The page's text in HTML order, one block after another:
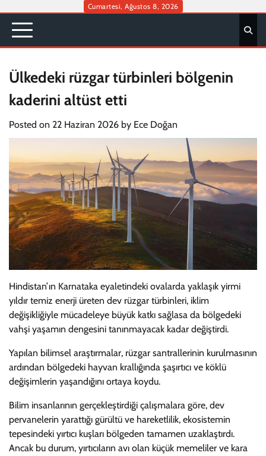
content
Cumartesi, Ağustos 8, 2026
Ülkedeki rüzgar türbinleri bölgenin
kaderini altüst etti
Posted on 22 Haziran 2026 by Ece Doğan
Hindistan’ın Karnataka eyaletindeki ovalarda yaklaşık yirmi
yıldır temiz enerji üreten dev rüzgar türbinleri, iklim
değişikliğiyle mücadeleye büyük katkı sağlasa da bölgedeki
vahşi yaşamın dengesini tanınmayacak kadar değiştirdi.
Yapılan bilimsel araştırmalar, rüzgar santrallerinin kurulmasının
ardından bölgedeki hayvan krallığında şaşırtıcı ve köklü
değişimlerin yaşandığını ortaya koydu.
Bilim insanlarının gerçekleştirdiği çalışmalara göre, dev
pervanelerin yarattığı gürültü ve hareketlilik, ekosistemin
tepesindeki yırtıcı kuşları bölgeden tamamen uzaklaştırdı.
Ancak bu durum, yırtıcıların avı olan küçük memeliler ve kara